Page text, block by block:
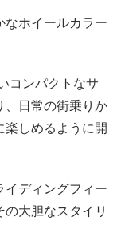
ホイールカラー
コンパクトなサ
、日常の街乗りか
楽しめるように開
ディングフィー
大胆なスタイリ